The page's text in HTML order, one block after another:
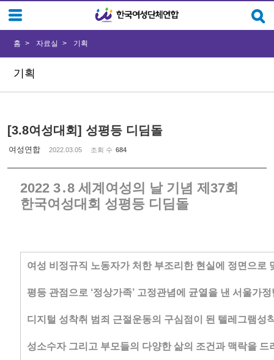
기획
홈 자료실 기획
[3.8여성대회] 성평등 디딤돌
여성연합 2022.03.05 조회 수 684
2022 3․8 세계여성의 날 기념 제37회
한국여성대회 성평등 디딤돌
여성 비정규직 노동자가 처한 부조리한 현실에 정면으로
평등 관점으로 ‘정상가족’ 고정관념에 균열을 낸 서울가
디지털 성착취 범죄 근절운동의 구심점이 된 텔레그램성
성소수자 그리고 부모들의 다양한 삶의 조건과 맥락을 드